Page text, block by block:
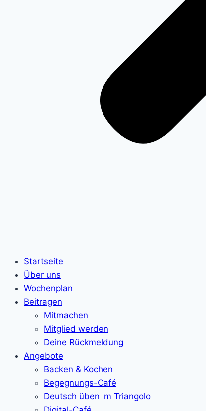
Startseite
Über uns
Wochenplan
Beitragen
Mitmachen
Mitglied werden
Deine Rückmeldung
Angebote
Backen & Kochen
Begegnungs-Café
Deutsch üben im Triangolo